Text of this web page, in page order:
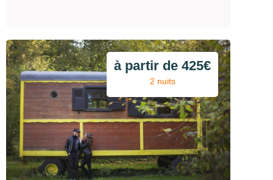
à partir de 425€
2 nuits